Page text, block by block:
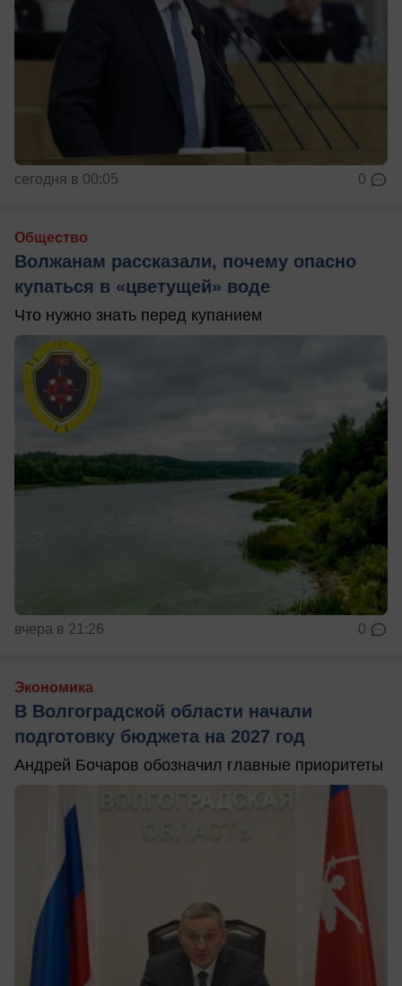
сегодня в 00:05 0
Общество
Волжанам рассказали, почему опасно
купаться в «цветущей» воде
Что нужно знать перед купанием
вчера в 21:26 0
Экономика
В Волгоградской области начали
подготовку бюджета на 2027 год
Андрей Бочаров обозначил главные приоритеты